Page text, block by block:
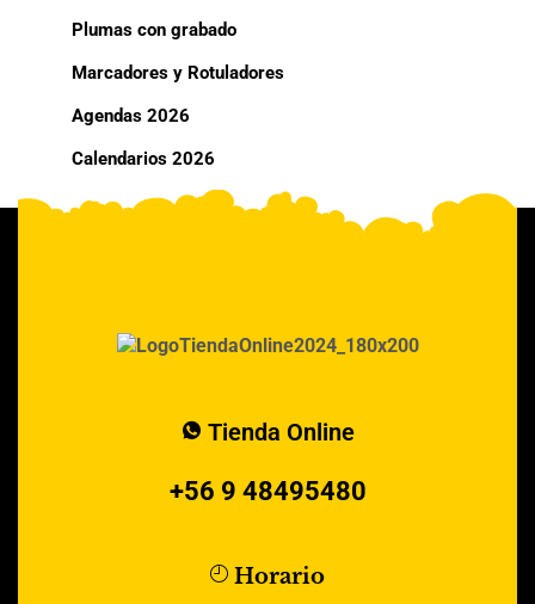
Plumas con grabado
Marcadores y Rotuladores
Agendas 2026
Calendarios 2026
Tienda Online
+56 9 48495480
Horario